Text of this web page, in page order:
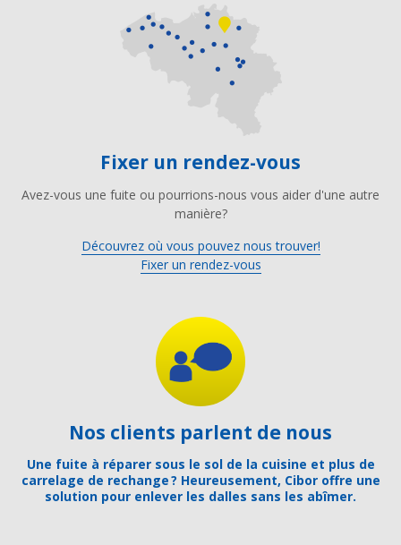
Fixer un rendez-vous
Avez-vous une fuite ou pourrions-nous vous aider d'une autre
manière?
Découvrez où vous pouvez nous trouver!
Fixer un rendez-vous
Nos clients parlent de nous
Une fuite à réparer sous le sol de la cuisine et plus de
carrelage de rechange ? Heureusement, Cibor offre une
solution pour enlever les dalles sans les abîmer.